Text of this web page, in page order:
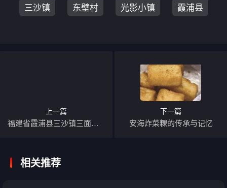
三沙镇 东壁村 光影小镇 霞浦县
下一篇
安海炸菜粿的传承与记忆
上一篇
福建省霞浦县三沙镇三面环海，与三沙市同名，有光影栈道等景点
相关推荐